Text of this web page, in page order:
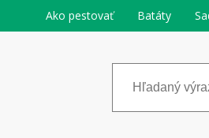
Ako pestovať Batáty